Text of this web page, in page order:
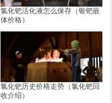
氯化钯活化液怎么保存（银钯嵌
体价格）
氯化钯历史价格走势（氯化钯回
收介绍）